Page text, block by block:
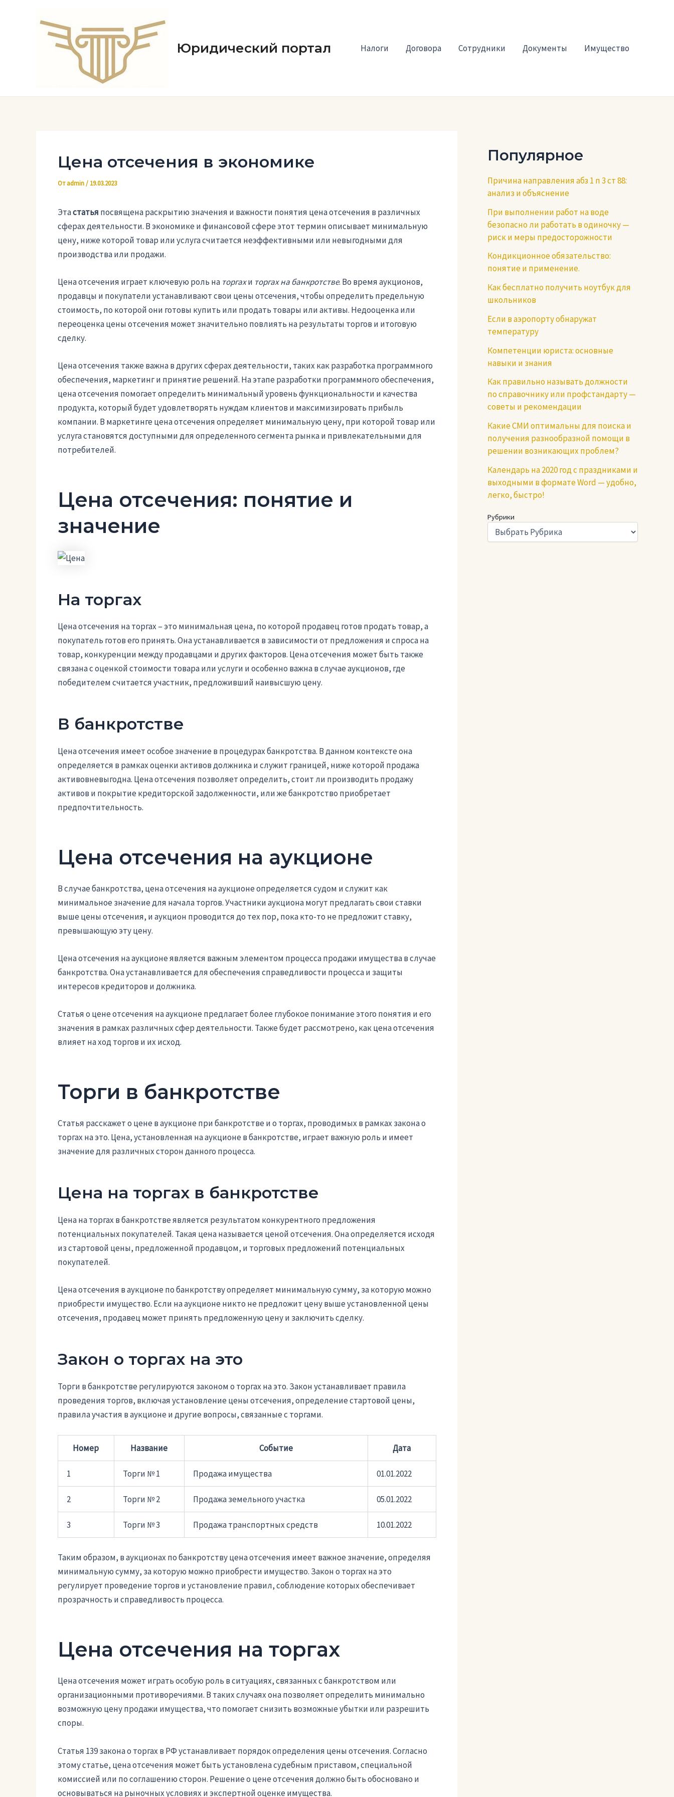
содержимому
Юридический портал Налоги Договора Сотрудники Документы Имущество
Цена отсечения в экономике
Отadmin/ 19.03.2023
Этастатья посвящена раскрытию значения и важности понятия цена отсечения в различных
сферах деятельности. В экономике и финансовой сфере этот термин описывает минимальную
цену, ниже которой товар или услуга считается неэффективными или невыгодными для
производства или продажи.
Цена отсечения играет ключевую роль на торгахи торгах на банкротстве. Во время аукционов,
продавцы и покупатели устанавливают свои цены отсечения, чтобы определить предельную
стоимость, по которой они готовы купить или продать товары или активы. Недооценка или
переоценка цены отсечения может значительно повлиять на результаты торгов и итоговую
сделку.
Цена отсечения также важна в других сферах деятельности, таких как разработка программного
обеспечения, маркетинг и принятие решений. На этапе разработки программного обеспечения,
цена отсечения помогает определить минимальный уровень функциональности и качества
продукта, который будет удовлетворять нуждам клиентов и максимизировать прибыль
компании. В маркетинге цена отсечения определяет минимальную цену, при которой товар или
услуга становятся доступными для определенного сегмента рынка и привлекательными для
потребителей.
Цена отсечения: понятие и
значение
На торгах
Цена отсечения на торгах – это минимальная цена, по которой продавец готов продать товар, а
покупатель готов его принять. Она устанавливается в зависимости от предложения и спроса на
товар, конкуренции между продавцами и других факторов. Цена отсечения может быть также
связана с оценкой стоимости товара или услуги и особенно важна в случае аукционов, где
победителем считается участник, предложивший наивысшую цену.
В банкротстве
Цена отсечения имеет особое значение в процедурах банкротства. В данном контексте она
определяется в рамках оценки активов должника и служит границей, ниже которой продажа
активовневыгодна. Цена отсечения позволяет определить, стоит ли производить продажу
активов и покрытие кредиторской задолженности, или же банкротство приобретает
предпочтительность.
Цена отсечения на аукционе
В случае банкротства, цена отсечения на аукционе определяется судом и служит как
минимальное значение для начала торгов. Участники аукциона могут предлагать свои ставки
выше цены отсечения, и аукцион проводится до тех пор, пока кто-то не предложит ставку,
превышающую эту цену.
Цена отсечения на аукционе является важным элементом процесса продажи имущества в случае
банкротства. Она устанавливается для обеспечения справедливости процесса и защиты
интересов кредиторов и должника.
Статья о цене отсечения на аукционе предлагает более глубокое понимание этого понятия и его
значения в рамках различных сфер деятельности. Также будет рассмотрено, как цена отсечения
влияет на ход торгов и их исход.
Торги в банкротстве
Статья расскажет о цене в аукционе при банкротстве и о торгах, проводимых в рамках закона о
торгах на это. Цена, установленная на аукционе в банкротстве, играет важную роль и имеет
значение для различных сторон данного процесса.
Цена на торгах в банкротстве
Цена на торгах в банкротстве является результатом конкурентного предложения
потенциальных покупателей. Такая цена называется ценой отсечения. Она определяется исходя
из стартовой цены, предложенной продавцом, и торговых предложений потенциальных
покупателей.
Цена отсечения в аукционе по банкротству определяет минимальную сумму, за которую можно
приобрести имущество. Если на аукционе никто не предложит цену выше установленной цены
отсечения, продавец может принять предложенную цену и заключить сделку.
Закон о торгах на это
Торги в банкротстве регулируются законом о торгах на это. Закон устанавливает правила
проведения торгов, включая установление цены отсечения, определение стартовой цены,
правила участия в аукционе и другие вопросы, связанные с торгами.
Номер Название Событие Дата
1 Торги № 1 Продажа имущества 01.01.2022
2 Торги № 2 Продажа земельного участка 05.01.2022
3 Торги № 3 Продажа транспортных средств 10.01.2022
Таким образом, в аукционах по банкротству цена отсечения имеет важное значение, определяя
минимальную сумму, за которую можно приобрести имущество. Закон о торгах на это
регулирует проведение торгов и установление правил, соблюдение которых обеспечивает
прозрачность и справедливость процесса.
Цена отсечения на торгах
Цена отсечения может играть особую роль в ситуациях, связанных с банкротством или
организационными противоречиями. В таких случаях она позволяет определить минимально
возможную цену продажи имущества, что помогает снизить возможные убытки или разрешить
споры.
Статья 139 закона о торгах в РФ устанавливает порядок определения цены отсечения. Согласно
этому статье, цена отсечения может быть установлена судебным приставом, специальной
комиссией или по соглашению сторон. Решение о цене отсечения должно быть обосновано и
основываться на рыночных условиях и экспертной оценке имущества.
Популярное
Причина направления абз 1 п 3 ст 88:
анализ и объяснение
При выполнении работ на воде
безопасно ли работать в одиночку —
риск и меры предосторожности
Кондикционное обязательство:
понятие и применение.
Как бесплатно получить ноутбук для
школьников
Если в аэропорту обнаружат
температуру
Компетенции юриста: основные
навыки и знания
Как правильно называть должности
по справочнику или профстандарту —
советы и рекомендации
Какие СМИ оптимальны для поиска и
получения разнообразной помощи в
решении возникающих проблем?
Календарь на 2020 год с праздниками и
выходными в формате Word — удобно,
легко, быстро!
Рубрики